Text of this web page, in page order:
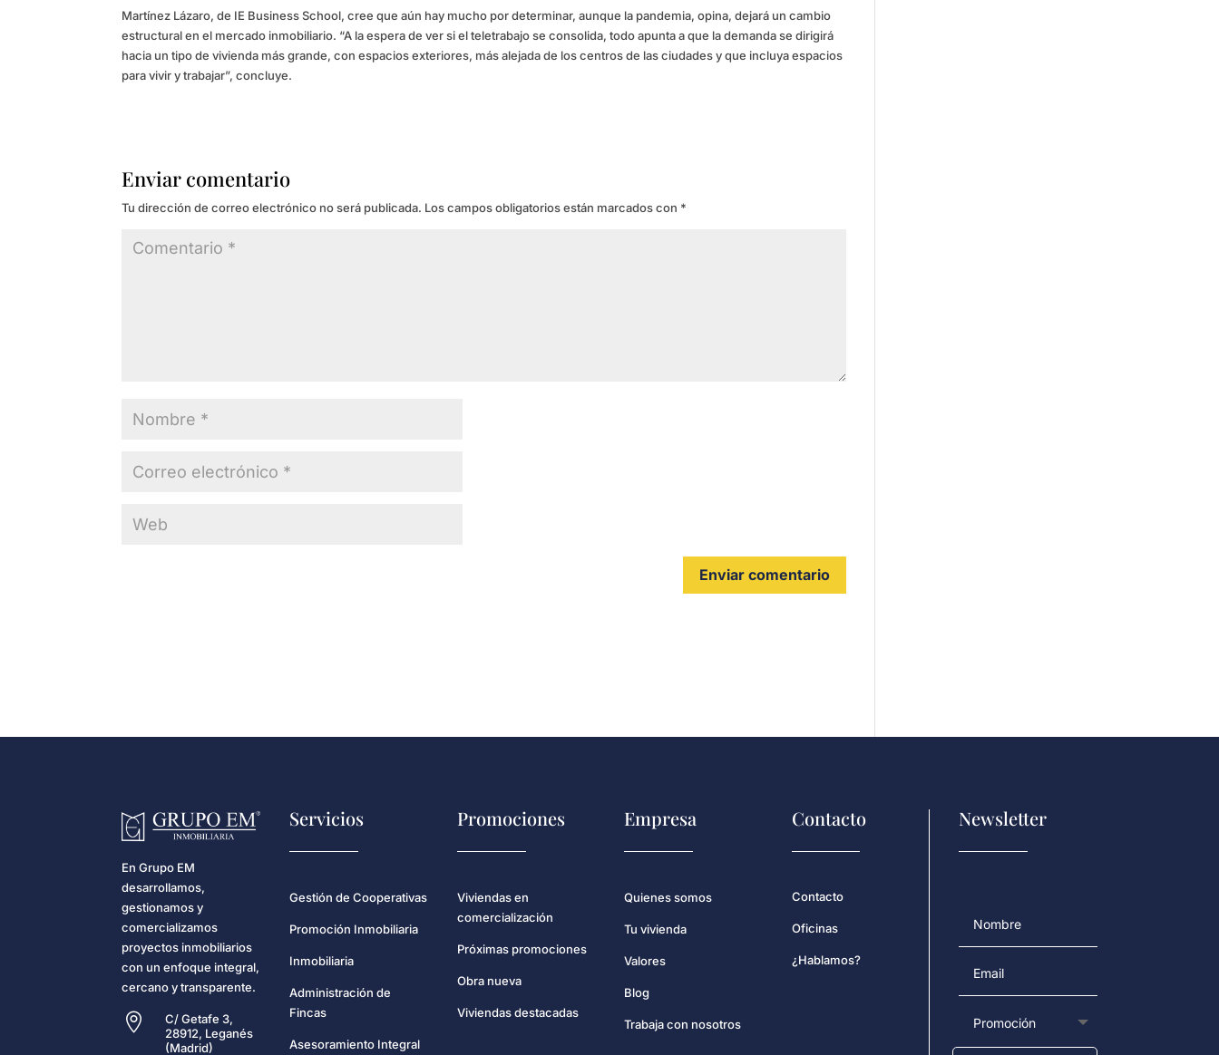
Martínez Lázaro, de IE Business School, cree que aún hay mucho por determinar, aunque la pandemia, opina, dejará un cambio
estructural en el mercado inmobiliario. “A la espera de ver si el teletrabajo se consolida, todo apunta a que la demanda se dirigirá
hacia un tipo de vivienda más grande, con espacios exteriores, más alejada de los centros de las ciudades y que incluya espacios
para vivir y trabajar”, concluye.
Enviar comentario
Tu dirección de correo electrónico no será publicada. Los campos obligatorios están marcados con *
En Grupo EM
desarrollamos,
gestionamos y
comercializamos
proyectos inmobiliarios
con un enfoque integral,
cercano y transparente.

C/ Getafe 3,
28912, Leganés
(Madrid)
Servicios
Gestión de Cooperativas
Promoción Inmobiliaria
Inmobiliaria
Administración de
Fincas
Asesoramiento Integral
Promociones
Viviendas en
comercialización
Próximas promociones
Obra nueva
Viviendas destacadas
Empresa
Quienes somos
Tu vivienda
Valores
Blog
Trabaja con nosotros
Contacto
Contacto
Oficinas
¿Hablamos?
Newsletter